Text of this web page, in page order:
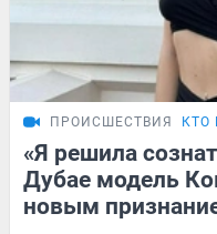
ПРОИСШЕСТВИЯ КТО
«Я решила
Дубае модель
новым